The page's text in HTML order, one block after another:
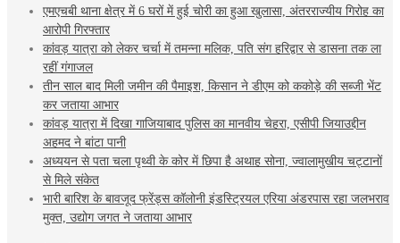
एमएचबी थाना क्षेत्र में 6 घरों में हुई चोरी का हुआ खुलासा, अंतरराज्यीय गिरोह का
आरोपी गिरफ्तार
कांवड़ यात्रा को लेकर चर्चा में तमन्ना मलिक, पति संग हरिद्वार से डासना तक ला
रहीं गंगाजल
तीन साल बाद मिली जमीन की पैमाइश, किसान ने डीएम को ककोड़े की सब्जी भेंट
कर जताया आभार
कांवड़ यात्रा में दिखा गाजियाबाद पुलिस का मानवीय चेहरा, एसीपी जियाउद्दीन
अहमद ने बांटा पानी
अध्ययन से पता चला पृथ्वी के कोर में छिपा है अथाह सोना, ज्वालामुखीय चट्टानों
से मिले संकेत
भारी बारिश के बावजूद फ्रेंड्स कॉलोनी इंडस्ट्रियल एरिया अंडरपास रहा जलभराव
मुक्त, उद्योग जगत ने जताया आभार